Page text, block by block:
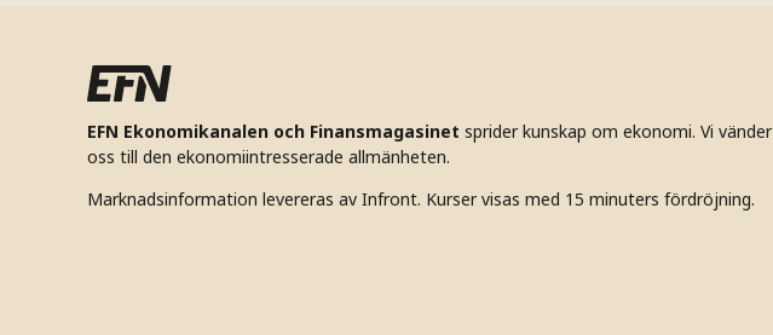
EFN Ekonomikanalen och Finansmagasinet sprider kunskap om ekonomi. Vi vänder
oss till den ekonomiintresserade allmänheten.
Marknadsinformation levereras av Infront. Kurser visas med 15 minuters fördröjning.